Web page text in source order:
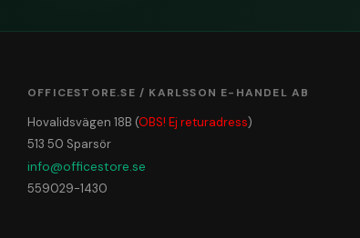
OFFICESTORE.SE / KARLSSON E-HANDEL AB
Hovalidsvägen 18B (OBS! Ej returadress)
513 50 Sparsör
info@officestore.se
559029-1430